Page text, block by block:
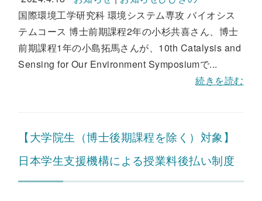
国際環境工学研究科 環境システム専攻 バイオシス
テムコース 博士前期課程2年の小杉共喜さん、博士
前期課程1年の小島拓馬さんが、10th Catalysis and
Sensing for Our Environment Symposiumで...
続きを読む
【大学院生（博士後期課程を除く）対象】
日本学生支援機構による授業料後払い制度